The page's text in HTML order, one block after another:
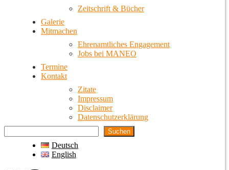
Zeitschrift & Bücher
Galerie
Mitmachen
Ehrenamtliches Engagement
Jobs bei MANEO
Termine
Kontakt
Zitate
Impressum
Disclaimer
Datenschutzerklärung
Suchen
Deutsch
English